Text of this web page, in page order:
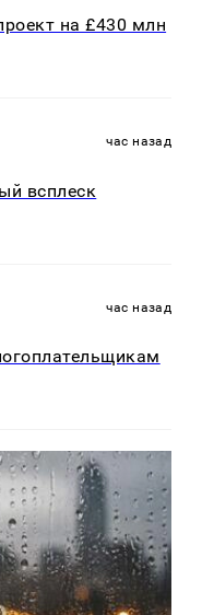
на £430 млн
час назад
всплеск
час назад